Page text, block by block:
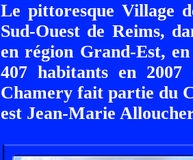
Le pittoresque Village
Sud-Ouest de Reims,
en région Grand-Est,
407 habitants en 2007
Chamery fait partie du
est Jean-Marie